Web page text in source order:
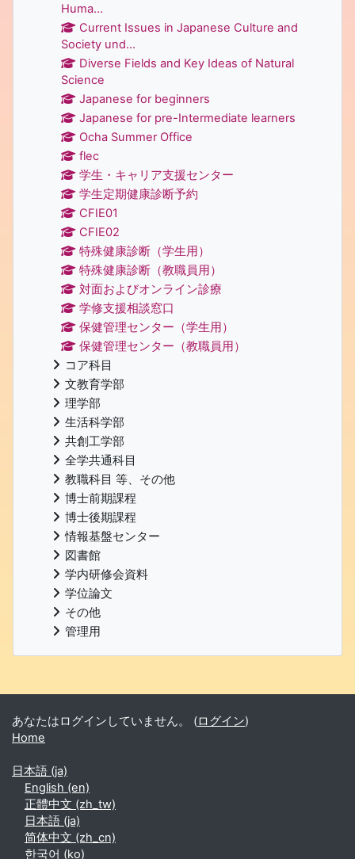
Huma...
Current Issues in Japanese Culture and
Society und...
Diverse Fields and Key Ideas of Natural
Science
Japanese for beginners
Japanese for pre-Intermediate learners
Ocha Summer Office
flec
学生・キャリア支援センター
学生定期健康診断予約
CFIE01
CFIE02
特殊健康診断（学生用）
特殊健康診断（教職員用）
対面およびオンライン診療
学修支援相談窓口
保健管理センター（学生用）
保健管理センター（教職員用）
コア科目
文教育学部
理学部
生活科学部
共創工学部
全学共通科目
教職科目 等、その他
博士前期課程
博士後期課程
情報基盤センター
図書館
学内研修会資料
学位論文
その他
管理用
補助ブロック
あなたはログインしていません。 (ログイン)
Home
日本語 ‎(ja)‎
English ‎(en)‎
正體中文 ‎(zh_tw)‎
日本語 ‎(ja)‎
简体中文 ‎(zh_cn)‎
한국어 ‎(ko)‎